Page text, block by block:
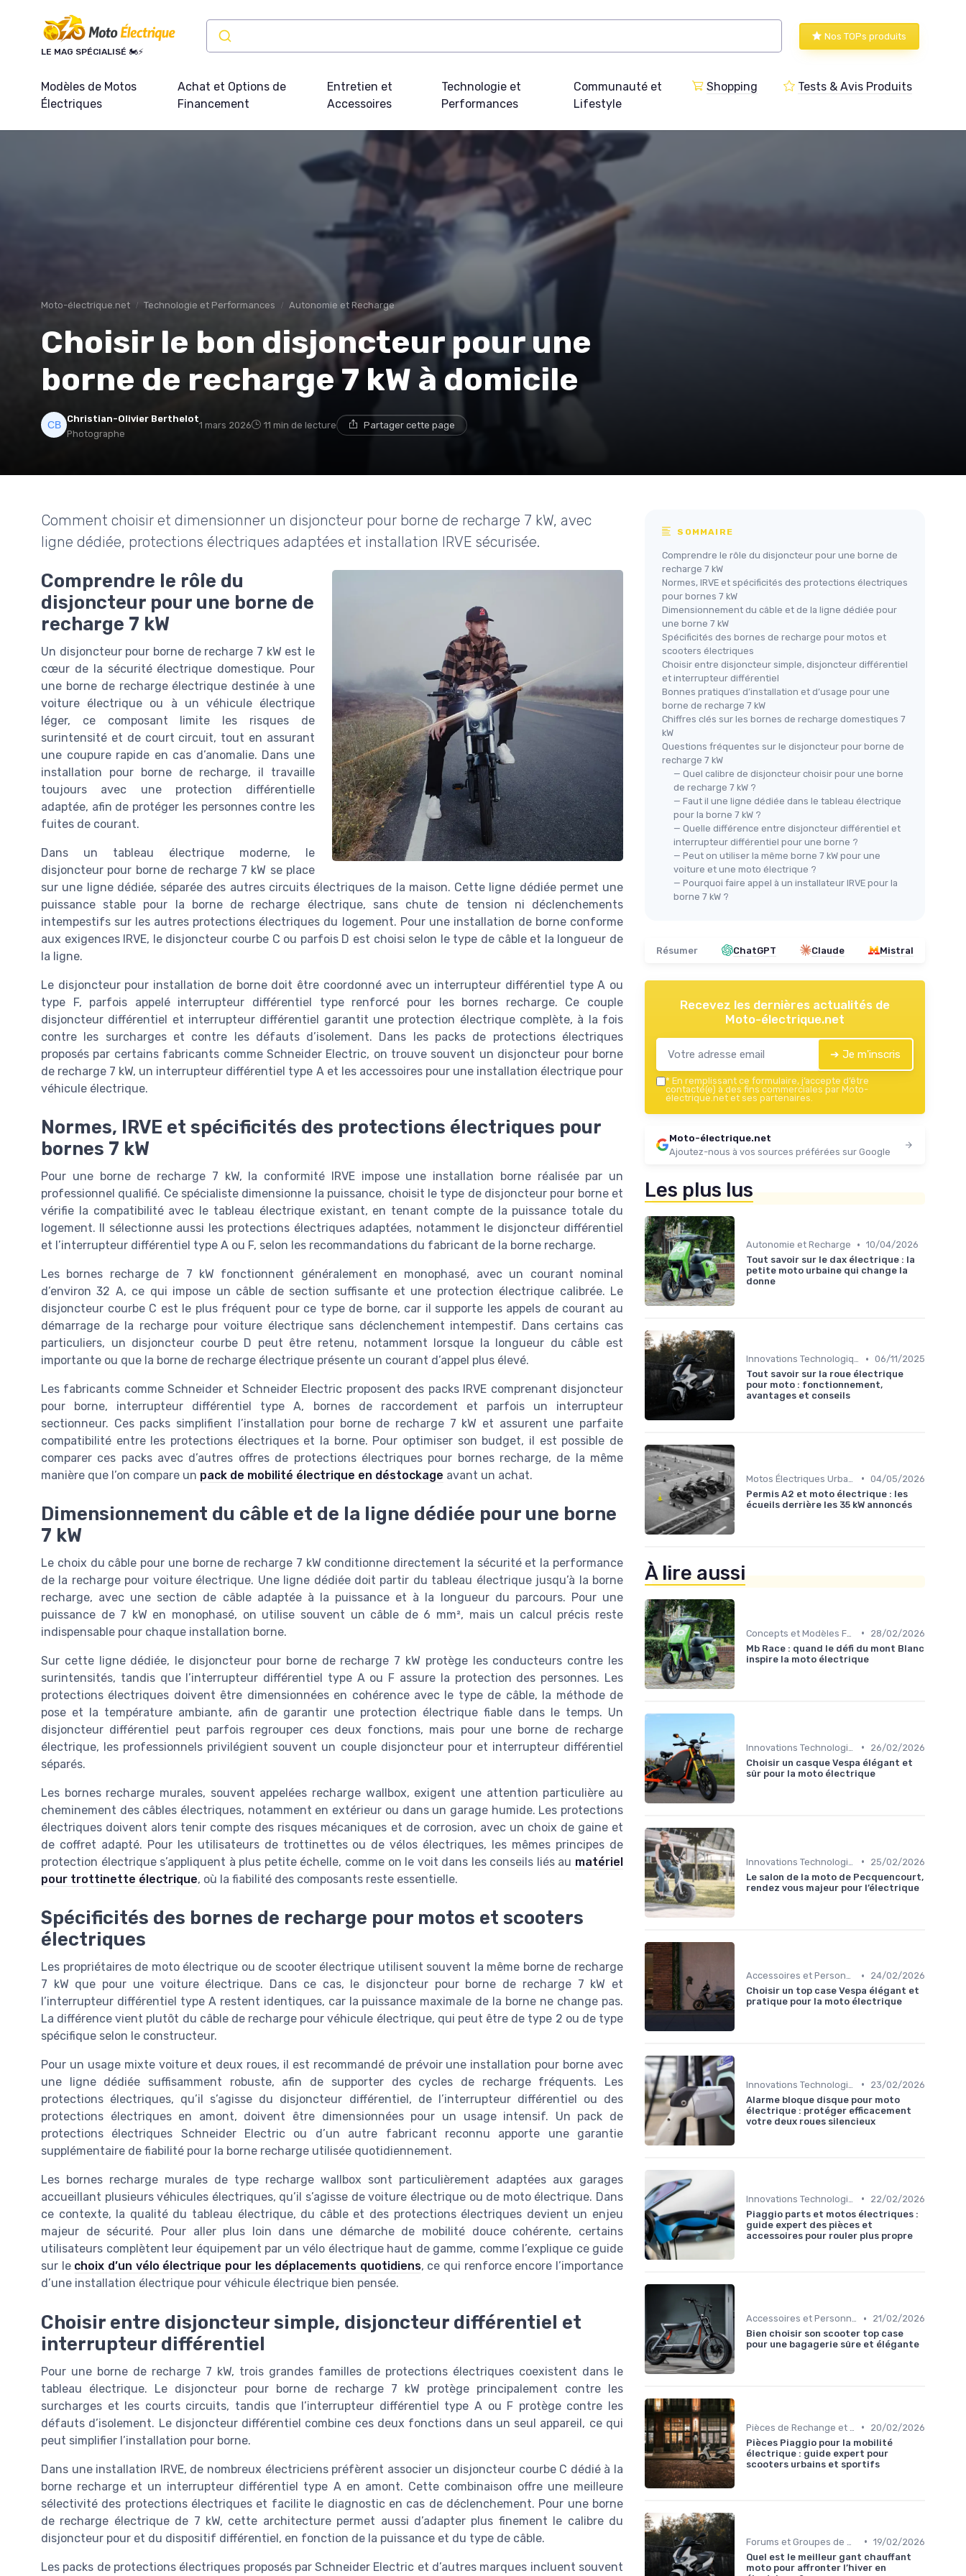
LE MAG SPÉCIALISÉ 🏍️⚡
Nos TOPs produits
Modèles de Motos
Électriques
Achat et Options de
Financement
Entretien et
Accessoires
Technologie et
Performances
Communauté et
Lifestyle
Shopping Tests & Avis Produits
Moto-électrique.net Technologie et Performances Autonomie et Recharge
Choisir le bon disjoncteur pour une
borne de recharge 7 kW à domicile
Christian-Olivier Berthelot
Photographe
1 mars 2026 11 min de lecture Partager cette page
Comment choisir et dimensionner un disjoncteur pour borne de recharge 7 kW, avec
ligne dédiée, protections électriques adaptées et installation IRVE sécurisée.
Comprendre le rôle du
disjoncteur pour une borne de
recharge 7 kW
Un disjoncteur pour borne de recharge 7 kW est le
cœur de la sécurité électrique domestique. Pour
une borne de recharge électrique destinée à une
voiture électrique ou à un véhicule électrique
léger, ce composant limite les risques de
surintensité et de court circuit, tout en assurant
une coupure rapide en cas d’anomalie. Dans une
installation pour borne de recharge, il travaille
toujours avec une protection différentielle
adaptée, afin de protéger les personnes contre les
fuites de courant.
Dans un tableau électrique moderne, le
disjoncteur pour borne de recharge 7 kW se place
sur une ligne dédiée, séparée des autres circuits électriques de la maison. Cette ligne dédiée permet une
puissance stable pour la borne de recharge électrique, sans chute de tension ni déclenchements
intempestifs sur les autres protections électriques du logement. Pour une installation de borne conforme
aux exigences IRVE, le disjoncteur courbe C ou parfois D est choisi selon le type de câble et la longueur de
la ligne.
Le disjoncteur pour installation de borne doit être coordonné avec un interrupteur différentiel type A ou
type F, parfois appelé interrupteur différentiel type renforcé pour les bornes recharge. Ce couple
disjoncteur différentiel et interrupteur différentiel garantit une protection électrique complète, à la fois
contre les surcharges et contre les défauts d’isolement. Dans les packs de protections électriques
proposés par certains fabricants comme Schneider Electric, on trouve souvent un disjoncteur pour borne
de recharge 7 kW, un interrupteur différentiel type A et les accessoires pour une installation électrique pour
véhicule électrique.
Normes, IRVE et spécificités des protections électriques pour
bornes 7 kW
Pour une borne de recharge 7 kW, la conformité IRVE impose une installation borne réalisée par un
professionnel qualifié. Ce spécialiste dimensionne la puissance, choisit le type de disjoncteur pour borne et
vérifie la compatibilité avec le tableau électrique existant, en tenant compte de la puissance totale du
logement. Il sélectionne aussi les protections électriques adaptées, notamment le disjoncteur différentiel
et l’interrupteur différentiel type A ou F, selon les recommandations du fabricant de la borne recharge.
Les bornes recharge de 7 kW fonctionnent généralement en monophasé, avec un courant nominal
d’environ 32 A, ce qui impose un câble de section suffisante et une protection électrique calibrée. Le
disjoncteur courbe C est le plus fréquent pour ce type de borne, car il supporte les appels de courant au
démarrage de la recharge pour voiture électrique sans déclenchement intempestif. Dans certains cas
particuliers, un disjoncteur courbe D peut être retenu, notamment lorsque la longueur du câble est
importante ou que la borne de recharge électrique présente un courant d’appel plus élevé.
Les fabricants comme Schneider et Schneider Electric proposent des packs IRVE comprenant disjoncteur
pour borne, interrupteur différentiel type A, bornes de raccordement et parfois un interrupteur
sectionneur. Ces packs simplifient l’installation pour borne de recharge 7 kW et assurent une parfaite
compatibilité entre les protections électriques et la borne. Pour optimiser son budget, il est possible de
comparer ces packs avec d’autres offres de protections électriques pour bornes recharge, de la même
manière que l’on compare un pack de mobilité électrique en déstockage avant un achat.
Dimensionnement du câble et de la ligne dédiée pour une borne
7 kW
Le choix du câble pour une borne de recharge 7 kW conditionne directement la sécurité et la performance
de la recharge pour voiture électrique. Une ligne dédiée doit partir du tableau électrique jusqu’à la borne
recharge, avec une section de câble adaptée à la puissance et à la longueur du parcours. Pour une
puissance de 7 kW en monophasé, on utilise souvent un câble de 6 mm², mais un calcul précis reste
indispensable pour chaque installation borne.
Sur cette ligne dédiée, le disjoncteur pour borne de recharge 7 kW protège les conducteurs contre les
surintensités, tandis que l’interrupteur différentiel type A ou F assure la protection des personnes. Les
protections électriques doivent être dimensionnées en cohérence avec le type de câble, la méthode de
pose et la température ambiante, afin de garantir une protection électrique fiable dans le temps. Un
disjoncteur différentiel peut parfois regrouper ces deux fonctions, mais pour une borne de recharge
électrique, les professionnels privilégient souvent un couple disjoncteur pour et interrupteur différentiel
séparés.
Les bornes recharge murales, souvent appelées recharge wallbox, exigent une attention particulière au
cheminement des câbles électriques, notamment en extérieur ou dans un garage humide. Les protections
électriques doivent alors tenir compte des risques mécaniques et de corrosion, avec un choix de gaine et
de coffret adapté. Pour les utilisateurs de trottinettes ou de vélos électriques, les mêmes principes de
protection électrique s’appliquent à plus petite échelle, comme on le voit dans les conseils liés au matériel
pour trottinette électrique, où la fiabilité des composants reste essentielle.
Spécificités des bornes de recharge pour motos et scooters
électriques
Les propriétaires de moto électrique ou de scooter électrique utilisent souvent la même borne de recharge
7 kW que pour une voiture électrique. Dans ce cas, le disjoncteur pour borne de recharge 7 kW et
l’interrupteur différentiel type A restent identiques, car la puissance maximale de la borne ne change pas.
La différence vient plutôt du câble de recharge pour véhicule électrique, qui peut être de type 2 ou de type
spécifique selon le constructeur.
Pour un usage mixte voiture et deux roues, il est recommandé de prévoir une installation pour borne avec
une ligne dédiée suffisamment robuste, afin de supporter des cycles de recharge fréquents. Les
protections électriques, qu’il s’agisse du disjoncteur différentiel, de l’interrupteur différentiel ou des
protections électriques en amont, doivent être dimensionnées pour un usage intensif. Un pack de
protections électriques Schneider Electric ou d’un autre fabricant reconnu apporte une garantie
supplémentaire de fiabilité pour la borne recharge utilisée quotidiennement.
Les bornes recharge murales de type recharge wallbox sont particulièrement adaptées aux garages
accueillant plusieurs véhicules électriques, qu’il s’agisse de voiture électrique ou de moto électrique. Dans
ce contexte, la qualité du tableau électrique, du câble et des protections électriques devient un enjeu
majeur de sécurité. Pour aller plus loin dans une démarche de mobilité douce cohérente, certains
utilisateurs complètent leur équipement par un vélo électrique haut de gamme, comme l’explique ce guide
sur le choix d’un vélo électrique pour les déplacements quotidiens, ce qui renforce encore l’importance
d’une installation électrique pour véhicule électrique bien pensée.
Choisir entre disjoncteur simple, disjoncteur différentiel et
interrupteur différentiel
Pour une borne de recharge 7 kW, trois grandes familles de protections électriques coexistent dans le
tableau électrique. Le disjoncteur pour borne de recharge 7 kW protège principalement contre les
surcharges et les courts circuits, tandis que l’interrupteur différentiel type A ou F protège contre les
défauts d’isolement. Le disjoncteur différentiel combine ces deux fonctions dans un seul appareil, ce qui
peut simplifier l’installation pour borne.
Dans une installation IRVE, de nombreux électriciens préfèrent associer un disjoncteur courbe C dédié à la
borne recharge et un interrupteur différentiel type A en amont. Cette combinaison offre une meilleure
sélectivité des protections électriques et facilite le diagnostic en cas de déclenchement. Pour une borne
de recharge électrique de 7 kW, cette architecture permet aussi d’adapter plus finement le calibre du
disjoncteur pour et du dispositif différentiel, en fonction de la puissance et du type de câble.
Les packs de protections électriques proposés par Schneider Electric et d’autres marques incluent souvent
SOMMAIRE
Comprendre le rôle du disjoncteur pour une borne de
recharge 7 kW
Normes, IRVE et spécificités des protections électriques
pour bornes 7 kW
Dimensionnement du câble et de la ligne dédiée pour
une borne 7 kW
Spécificités des bornes de recharge pour motos et
scooters électriques
Choisir entre disjoncteur simple, disjoncteur différentiel
et interrupteur différentiel
Bonnes pratiques d’installation et d’usage pour une
borne de recharge 7 kW
Chiffres clés sur les bornes de recharge domestiques 7
kW
Questions fréquentes sur le disjoncteur pour borne de
recharge 7 kW
— Quel calibre de disjoncteur choisir pour une borne
de recharge 7 kW ?
— Faut il une ligne dédiée dans le tableau électrique
pour la borne 7 kW ?
— Quelle différence entre disjoncteur différentiel et
interrupteur différentiel pour une borne ?
— Peut on utiliser la même borne 7 kW pour une
voiture et une moto électrique ?
— Pourquoi faire appel à un installateur IRVE pour la
borne 7 kW ?
Résumer ChatGPT Claude Mistral
Recevez les dernières actualités de
Moto-électrique.net
➔ Je m'inscris
* En remplissant ce formulaire, j’accepte d’être
contacté(e) à des fins commerciales par Moto-
électrique.net et ses partenaires.
Moto-électrique.net
Ajoutez-nous à vos sources préférées sur Google
Les plus lus
Autonomie et Recharge • 10/04/2026
Tout savoir sur le dax électrique : la
petite moto urbaine qui change la
donne
Innovations Technologiques • 06/11/2025
Tout savoir sur la roue électrique
pour moto : fonctionnement,
avantages et conseils
• 04/05/2026
Permis A2 et moto électrique : les
écueils derrière les 35 kW annoncés
À lire aussi
•
28/02/2026
Mb Race : quand le défi du mont Blanc
inspire la moto électrique
•
26/02/2026
Choisir un casque Vespa élégant et
sûr pour la moto électrique
•
25/02/2026
Le salon de la moto de Pecquencourt,
rendez vous majeur pour l’électrique
Accessoires et Personnalisations •
24/02/2026
Choisir un top case Vespa élégant et
pratique pour la moto électrique
•
23/02/2026
Alarme bloque disque pour moto
électrique : protéger efficacement
votre deux roues silencieux
•
22/02/2026
Piaggio parts et motos électriques :
guide expert des pièces et
accessoires pour rouler plus propre
Accessoires et Personnalisations •
21/02/2026
Bien choisir son scooter top case
pour une bagagerie sûre et élégante
•
20/02/2026
Pièces Piaggio pour la mobilité
électrique : guide expert pour
scooters urbains et sportifs
• 19/02/2026
Quel est le meilleur gant chauffant
moto pour affronter l’hiver en